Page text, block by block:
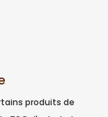
produits de